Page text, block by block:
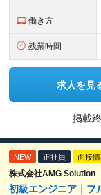
働き方
残業時間
求人を見
掲載
NEW 正社員 面接
株式会社AMG Solution
初級エンジニア｜フ